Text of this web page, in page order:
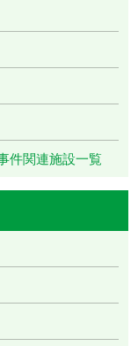
件関連施設一覧